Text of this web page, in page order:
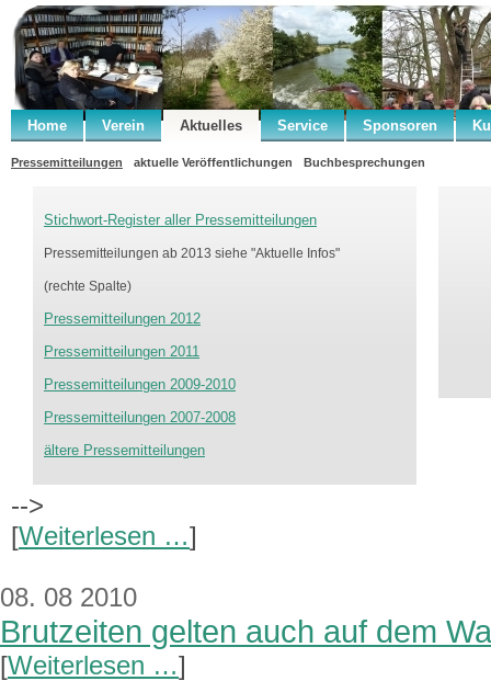
Home Verein Aktuelles Service Sponsoren
Pressemitteilungen aktuelle Veröffentlichungen Buchbesprechungen
Stichwort-Register aller Pressemitteilungen
Pressemitteilungen ab 2013 siehe "Aktuelle Infos"
(rechte Spalte)
Pressemitteilungen 2012
Pressemitteilungen 2011
Pressemitteilungen 2009-2010
Pressemitteilungen 2007-2008
ältere Pressemitteilungen
-->
[Weiterlesen …]
08. 08 2010
Brutzeiten gelten auch auf dem
[Weiterlesen …]